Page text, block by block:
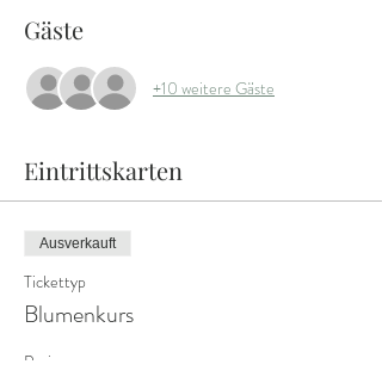
Gäste
+10 weitere Gäste
Eintrittskarten
Ausverkauft
Tickettyp
Blumenkurs
Preis